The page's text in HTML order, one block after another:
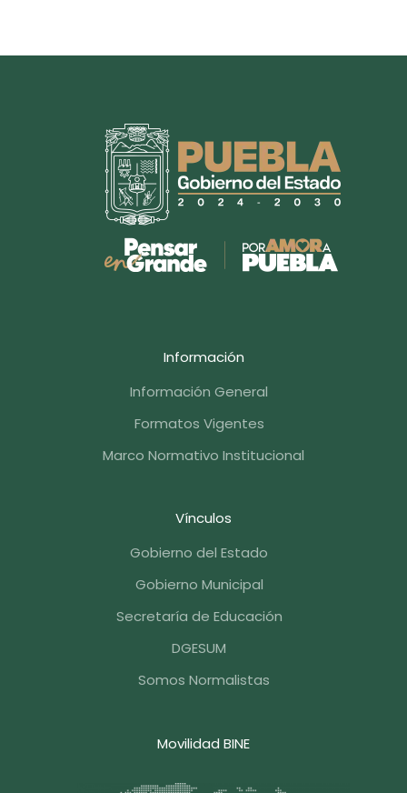
Información
Información General
Formatos Vigentes
Marco Normativo Institucional
Vínculos
Gobierno del Estado
Gobierno Municipal
Secretaría de Educación
DGESUM
Somos Normalistas
Movilidad BINE